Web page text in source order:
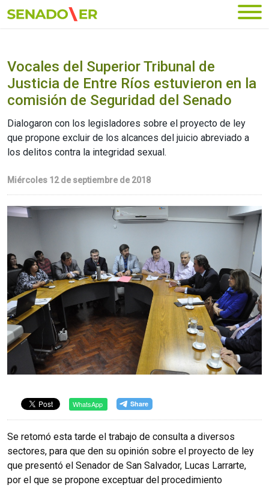
Ir al menú principal
Vocales del Superior Tribunal de
Justicia de Entre Ríos estuvieron en la
comisión de Seguridad del Senado
Dialogaron con los legisladores sobre el proyecto de ley
que propone excluir de los alcances del juicio abreviado a
los delitos contra la integridad sexual.
Miércoles 12 de septiembre de 2018
WhatsApp
Se retomó esta tarde el trabajo de consulta a diversos
sectores, para que den su opinión sobre el proyecto de ley
que presentó el Senador de San Salvador, Lucas Larrarte,
por el que se propone exceptuar del procedimiento